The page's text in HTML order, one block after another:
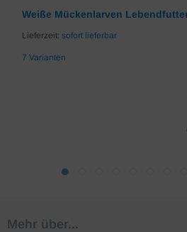
Weiße Mückenlarven
Lieferzeit: sofort lieferbar
7 Varianten
Mehr über...